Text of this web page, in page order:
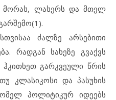
მორას, ლასერს და მთელ
ძალზე არსებითი
რადგან სახეზე გვაქვს
გარკვეული წრის
კლასიკოსი და პასუხის
პოლიტიკურ იდეებს